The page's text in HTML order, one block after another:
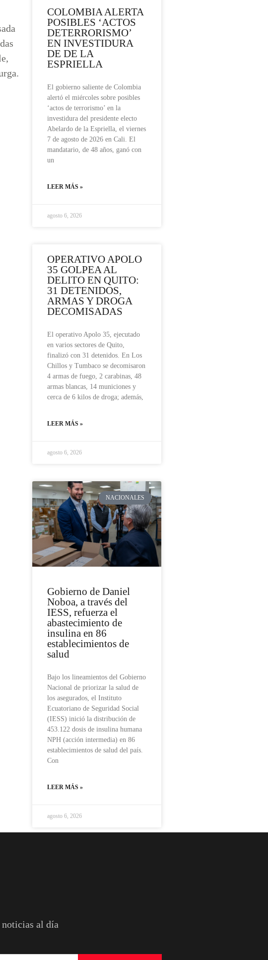
COLOMBIA ALERTA
POSIBLES ‘ACTOS
DETERRORISMO’
EN INVESTIDURA
DE DE LA
ESPRIELLA
El gobierno saliente de Colombia
alertó el miércoles sobre posibles
‘actos de terrorismo’ en la
investidura del presidente electo
Abelardo de la Espriella, el viernes
7 de agosto de 2026 en Cali. El
mandatario, de 48 años, ganó con
un
LEER MÁS »
agosto 6, 2026
OPERATIVO APOLO
35 GOLPEA AL
DELITO EN QUITO:
31 DETENIDOS,
ARMAS Y DROGA
DECOMISADAS
El operativo Apolo 35, ejecutado
en varios sectores de Quito,
finalizó con 31 detenidos. En Los
Chillos y Tumbaco se decomisaron
4 armas de fuego, 2 carabinas, 48
armas blancas, 14 municiones y
cerca de 6 kilos de droga; además,
LEER MÁS »
agosto 6, 2026
NACIONALES
Gobierno de Daniel
Noboa, a través del
IESS, refuerza el
abastecimiento de
insulina en 86
establecimientos de
salud
Bajo los lineamientos del Gobierno
Nacional de priorizar la salud de
los asegurados, el Instituto
Ecuatoriano de Seguridad Social
(IESS) inició la distribución de
453.122 dosis de insulina humana
NPH (acción intermedia) en 86
establecimientos de salud del país.
Con
LEER MÁS »
agosto 6, 2026
al día